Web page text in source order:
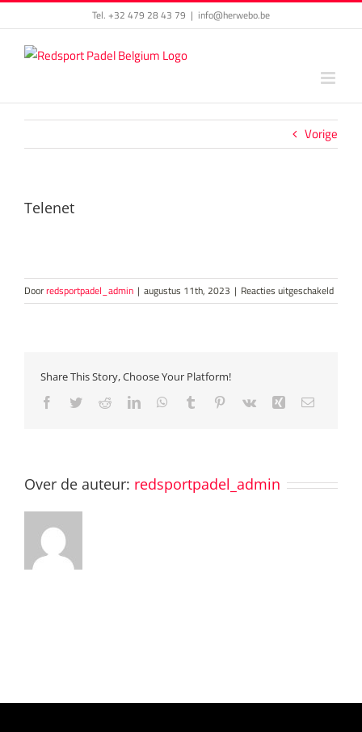
to
content
Tel. +32 479 28 43 79 | info@herwebo.be
Vorige
Telenet
Doorredsportpadel_admin | augustus 11th, 2023 | Reacties uitgeschakeldvoor
Telenet
Share This Story, Choose Your Platform!
Facebook
TwitterRedditLinkedInWhatsApp
Tumblr Pinterest
Vk Xing E-
Over de auteur: redsportpadel_admin